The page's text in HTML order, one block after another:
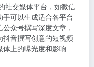
社交媒体平台，如微信
可以生成适合各平台
众号撰写深度文章，
抖音撰写创意的短视频
体上的曝光度和影响